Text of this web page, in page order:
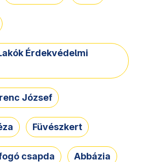
Érdekvédelmi
József
Füvészkert
csapda Abbázia